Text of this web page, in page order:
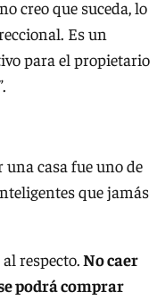
creo que suceda, lo
Es un
para el propietario
casa fue uno de
que jamás
respecto. No caer
podrá comprar